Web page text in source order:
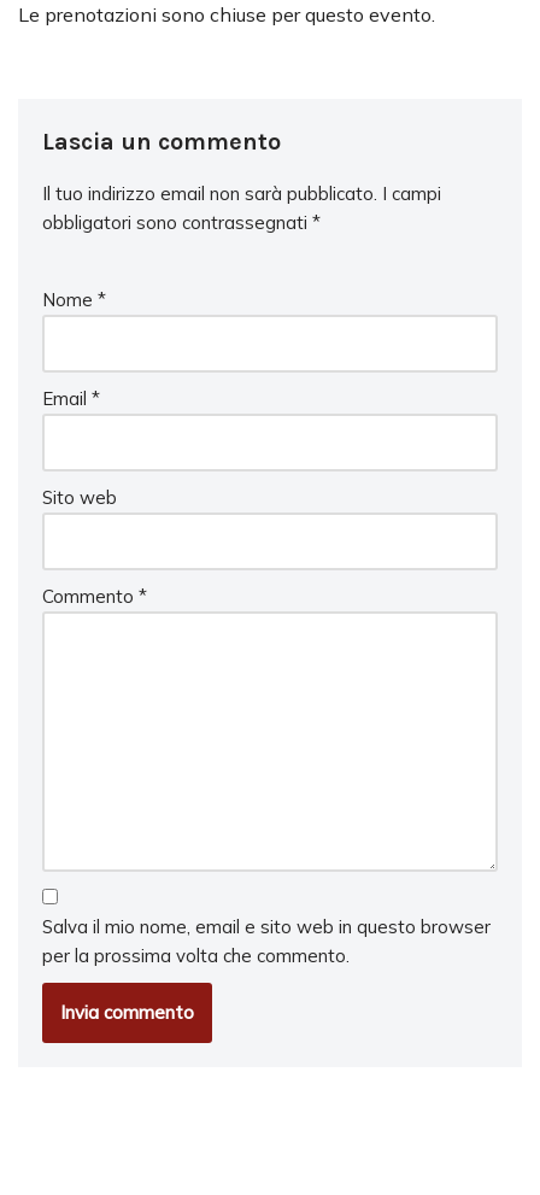
Le prenotazioni sono chiuse per questo evento.
Lascia un commento
Il tuo indirizzo email non sarà pubblicato. I campi
obbligatori sono contrassegnati *
Nome *
Email *
Sito web
Commento *
Salva il mio nome, email e sito web in questo browser
per la prossima volta che commento.